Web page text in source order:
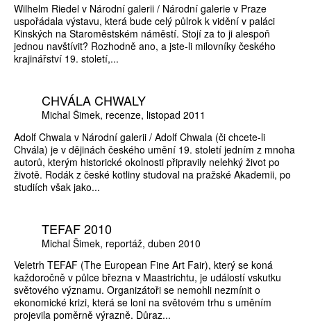
Wilhelm Riedel v Národní galerii / Národní galerie v Praze
uspořádala výstavu, která bude celý půlrok k vidění v paláci
Kinských na Staroměstském náměstí. Stojí za to ji alespoň
jednou navštívit? Rozhodně ano, a jste-li milovníky českého
krajinářství 19. století,...
CHVÁLA CHWALY
Michal Šimek recenze listopad 2011
Adolf Chwala v Národní galerii / Adolf Chwala (či chcete-li
Chvála) je v dějinách českého umění 19. století jedním z mnoha
autorů, kterým historické okolnosti připravily nelehký život po
životě. Rodák z české kotliny studoval na pražské Akademii, po
studiích však jako...
TEFAF 2010
Michal Šimek reportáž duben 2010
Veletrh TEFAF (The European Fine Art Fair), který se koná
každoročně v půlce března v Maastrichtu, je událostí vskutku
světového významu. Organizátoři se nemohli nezmínit o
ekonomické krizi, která se loni na světovém trhu s uměním
projevila poměrně výrazně. Důraz...